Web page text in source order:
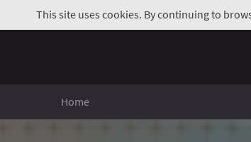
This site uses cookies. By continuing to
Home